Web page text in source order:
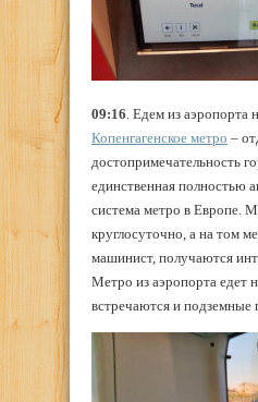
09:16 . Едем из аэропорта
Копенгагенское метро –
достопримечательность
единственная полностью
система метро в Европе.
круглосуточно, а на том
машинист, получаются
Метро из аэропорта едет
встречаются и подземные